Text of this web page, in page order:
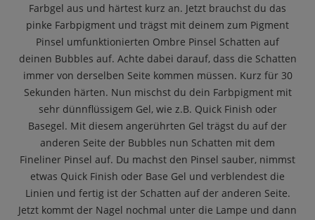
Farbgel aus und härtest kurz an. Jetzt brauchst du das
pinke Farbpigment und trägst mit deinem zum Pigment
Pinsel umfunktionierten Ombre Pinsel Schatten auf
deinen Bubbles auf. Achte dabei darauf, dass die Schatten
immer von derselben Seite kommen müssen. Kurz für 30
Sekunden härten. Nun mischst du dein Farbpigment mit
sehr dünnflüssigem Gel, wie z.B. Quick Finish oder
Basegel. Mit diesem angerührten Gel trägst du auf der
anderen Seite der Bubbles nun Schatten mit dem
Fineliner Pinsel auf. Du machst den Pinsel sauber, nimmst
etwas Quick Finish oder Base Gel und verblendest die
Linien und fertig ist der Schatten auf der anderen Seite.
Jetzt kommt der Nagel nochmal unter die Lampe und dann